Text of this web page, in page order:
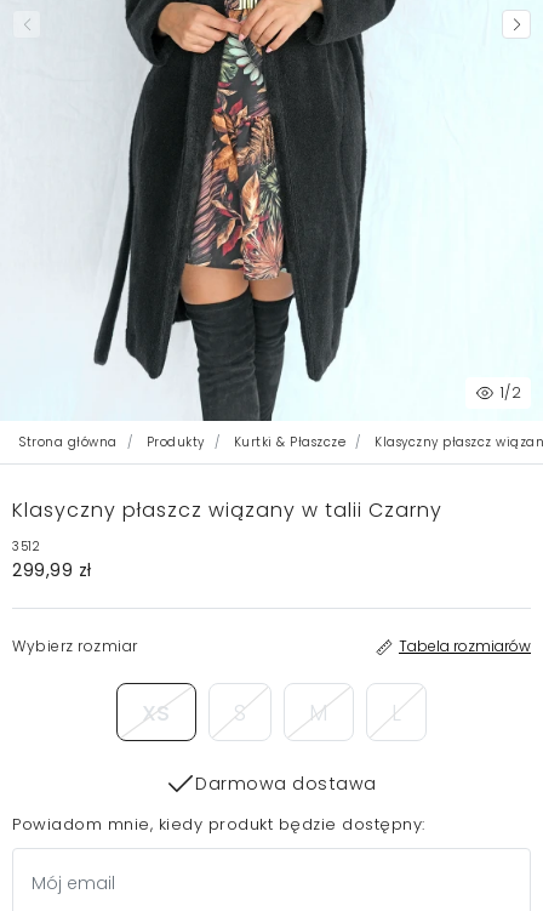
1/2
Strona główna Produkty Kurtki & Płaszcze Klasyczny płaszcz
Klasyczny płaszcz wiązany w talii Czarny
3512
299,99 zł
Wybierz rozmiar Tabela rozmiarów
XS S M L
Darmowa dostawa
Powiadom mnie, kiedy produkt będzie dostępny: